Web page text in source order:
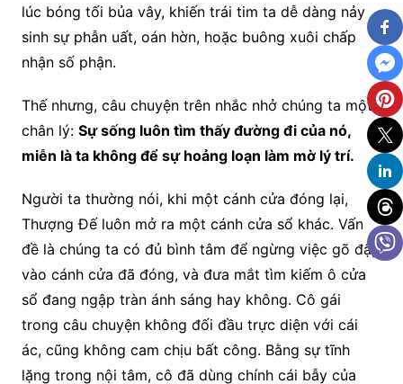
lúc bóng tối bủa vây, khiến trái tim ta dễ dàng nảy
sinh sự phẫn uất, oán hờn, hoặc buông xuôi chấp
nhận số phận.
Thế nhưng, câu chuyện trên nhắc nhở chúng ta một
chân lý: Sự sống luôn tìm thấy đường đi của nó,
miễn là ta không để sự hoảng loạn làm mờ lý trí.
Người ta thường nói, khi một cánh cửa đóng lại,
Thượng Đế luôn mở ra một cánh cửa sổ khác. Vấn
đề là chúng ta có đủ bình tâm để ngừng việc gõ đập
vào cánh cửa đã đóng, và đưa mắt tìm kiếm ô cửa
sổ đang ngập tràn ánh sáng hay không. Cô gái
trong câu chuyện không đối đầu trực diện với cái
ác, cũng không cam chịu bất công. Bằng sự tĩnh
lặng trong nội tâm, cô đã dùng chính cái bẫy của